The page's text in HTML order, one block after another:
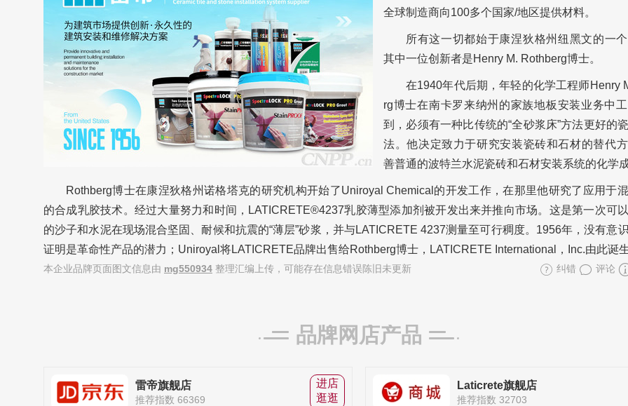
全球制造商向100多个国家/地区提供材料。
所有这一切都始于康涅狄格州纽黑文的一
其中一位创新者是Henry M. Rothberg博士。
在1940年代后期，年轻的化学工程师Henry
rg博士在南卡罗来纳州的家族地板安装业务中
到，必须有一种比传统的“全砂浆床”方法更好的
法。他决定致力于研究安装瓷砖和石材的替代
善普通的波特兰水泥瓷砖和石材安装系统的化学
Rothberg博士在康涅狄格州诺格塔克的研究机构开始了Uniroyal Chemical的开发工作，在那里他研究了应用于
的合成乳胶技术。经过大量努力和时间，LATICRETE®4237乳胶薄型添加剂被开发出来并推向市场。这是第一次可
的沙子和水泥在现场混合坚固、耐候和抗震的“薄层”砂浆，并与LATICRETE 4237测量至可行稠度。1956年，没有意
证明是革命性产品的潜力；Uniroyal将LATICRETE品牌出售给Rothberg博士，LATICRETE International，Inc.由此诞
本企业品牌页面图文信息由 mg550934 整理汇编上传，可能存在信息错误陈旧未更新 纠错 评论
品牌网店产品
雷帝旗舰店
推荐指数 66369
进店
逛逛
Laticrete旗舰店
推荐指数 32703